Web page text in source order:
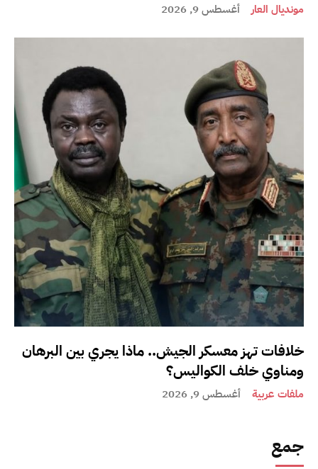
مونديال العار أغسطس 9, 2026
خلافات تهز معسكر الجيش.. ماذا يجري بين البرهان
ومناوي خلف الكواليس؟
ملفات عربية أغسطس 9, 2026
جمع